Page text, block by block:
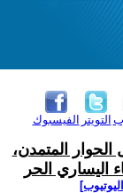
الفيسبوك التويتر
الحوار المتمدن،
اليساري الحر